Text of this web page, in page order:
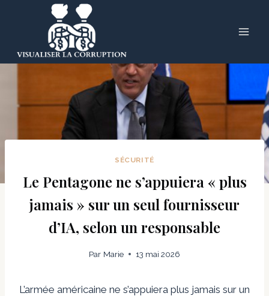
SÉCURITÉ
Le Pentagone ne s’appuiera « plus
jamais » sur un seul fournisseur
d’IA, selon un responsable
Par Marie 13 mai 2026
L’armée américaine ne s’appuiera plus jamais sur un